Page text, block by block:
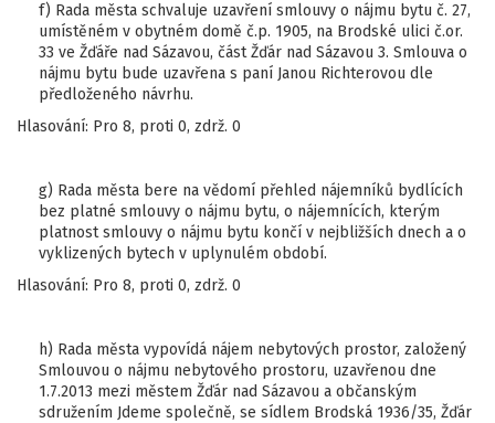
f) Rada města schvaluje uzavření smlouvy o nájmu bytu č. 27,
umístěném v obytném domě č.p. 1905, na Brodské ulici č.or.
33 ve Žďáře nad Sázavou, část Žďár nad Sázavou 3. Smlouva o
nájmu bytu bude uzavřena s paní Janou Richterovou dle
předloženého návrhu.
Hlasování: Pro 8, proti 0, zdrž. 0
g) Rada města bere na vědomí přehled nájemníků bydlících
bez platné smlouvy o nájmu bytu, o nájemnících, kterým
platnost smlouvy o nájmu bytu končí v nejbližších dnech a o
vyklizených bytech v uplynulém období.
Hlasování: Pro 8, proti 0, zdrž. 0
h) Rada města vypovídá nájem nebytových prostor, založený
Smlouvou o nájmu nebytového prostoru, uzavřenou dne
1.7.2013 mezi městem Žďár nad Sázavou a občanským
sdružením Jdeme společně, se sídlem Brodská 1936/35, Žďár